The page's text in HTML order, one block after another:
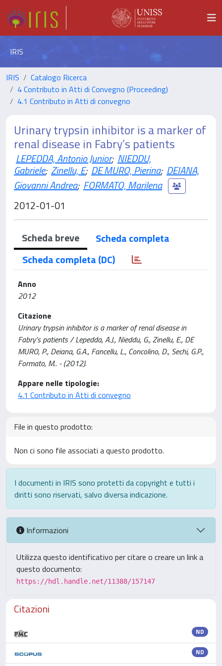
IRIS
IRIS
Catalogo Ricerca
4 Contributo in Atti di Convegno (Proceeding)
4.1 Contributo in Atti di convegno
Urinary trypsin inhibitor is a marker of
renal disease in Fabry’s patients
LEPEDDA, Antonio Junior; NIEDDU,
Gabriele; Zinellu, E; DE MURO, Pierina; DEIANA,
Giovanni Andrea; FORMATO, Marilena
2012-01-01
Scheda breve
Scheda completa
Scheda completa (DC)
Anno
2012
Citazione
Urinary trypsin inhibitor is a marker of renal disease in
Fabry’s patients / Lepedda, A.J., Nieddu, G., Zinellu, E., DE
MURO, P., Deiana, G.A., Fancellu, L., Concolino, D., Sechi, G.P.,
Formato, M.. - (2012).
Appare nelle tipologie:
4.1 Contributo in Atti di convegno
File in questo prodotto:
Non ci sono file associati a questo prodotto.
I documenti in IRIS sono protetti da copyright e tutti i
diritti sono riservati, salvo diversa indicazione.
Informazioni
Utilizza questo identificativo per citare o creare un link a
questo documento:
https://hdl.handle.net/11388/157147
Citazioni
ND
ND